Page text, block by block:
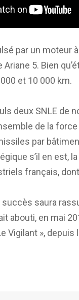
par un moteur
Ariane 5. Bien
et 10 000 km.
deux SNLE de
de la
par
s’il en est,
français,
saura
abouti, en mai
Vigilant »,